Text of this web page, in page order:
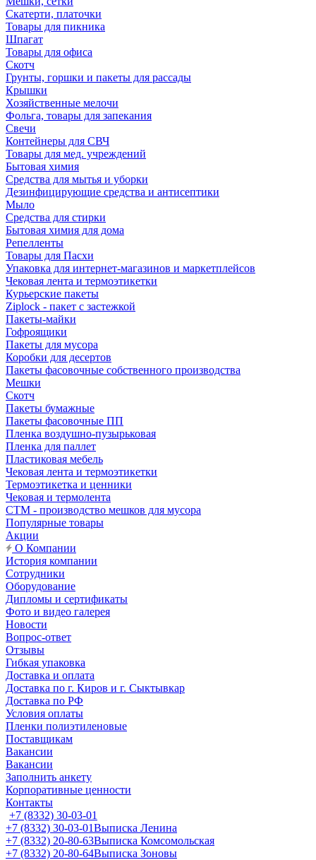
Скатерти, платочки
Товары для пикника
Шпагат
Товары для офиса
Скотч
Грунты, горшки и пакеты для рассады
Крышки
Хозяйственные мелочи
Фольга, товары для запекания
Свечи
Контейнеры для СВЧ
Товары для мед. учреждений
Бытовая химия
Средства для мытья и уборки
Дезинфицирующие средства и антисептики
Мыло
Средства для стирки
Бытовая химия для дома
Репелленты
Товары для Пасхи
Упаковка для интернет-магазинов и маркетплейсов
Чековая лента и термоэтикетки
Курьерские пакеты
Ziplock - пакет с застежкой
Пакеты-майки
Гофроящики
Пакеты для мусора
Коробки для десертов
Пакеты фасовочные собственного производства
Мешки
Скотч
Пакеты бумажные
Пакеты фасовочные ПП
Пленка воздушно-пузырьковая
Пленка для паллет
Пластиковая мебель
Чековая лента и термоэтикетки
Термоэтикетка и ценники
Чековая и термолента
СТМ - производство мешков для мусора
Популярные товары
Акции
О Компании
История компании
Сотрудники
Оборудование
Дипломы и сертификаты
Фото и видео галерея
Новости
Вопрос-ответ
Отзывы
Гибкая упаковка
Доставка и оплата
Доставка по г. Киров и г. Сыктывкар
Доставка по РФ
Условия оплаты
Пленки полиэтиленовые
Поставщикам
Вакансии
Вакансии
Заполнить анкету
Корпоративные ценности
Контакты
+7 (8332) 30-03-01
+7 (8332) 30-03-01Выписка Ленина
+7 (8332) 20-80-63Выписка Комсомольская
+7 (8332) 20-80-64Выписка Зоновы